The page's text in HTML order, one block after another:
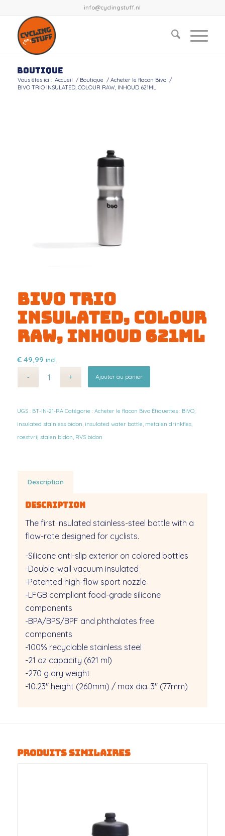
info@cyclingstuff.nl
Boutique
Vous êtes ici : Accueil / Boutique / Acheter le flacon Bivo /
BIVO TRIO INSULATED, COLOUR RAW, INHOUD 621ML
BIVO TRIO
INSULATED, COLOUR
RAW, INHOUD 621ML
€49,99 incl.
Ajouter au panier
UGS : BT-IN-21-RA Catégorie : Acheter le flacon Bivo Étiquettes : BIVO,
insulated stainless bidon, insulated water bottle, metalen drinkfles,
roestvrij stalen bidon, RVS bidon
Description
Description
The first insulated stainless-steel bottle with a
flow-rate designed for cyclists.
-Silicone anti-slip exterior on colored bottles
-Double-wall vacuum insulated
-Patented high-flow sport nozzle
-LFGB compliant food-grade silicone
components
-BPA/BPS/BPF and phthalates free
components
-100% recyclable stainless steel
-21 oz capacity (621 ml)
-270 g dry weight
-10.23″ height (260mm) / max dia. 3″ (77mm)
Produits similaires